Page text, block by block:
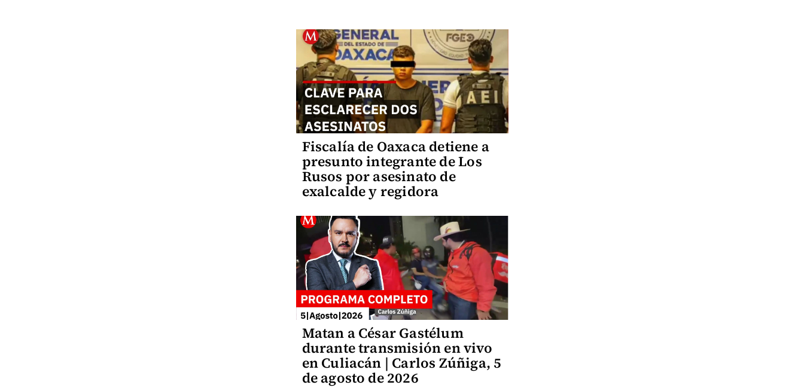
Fiscalía de Oaxaca detiene a
presunto integrante de Los
Rusos por asesinato de
exalcalde y regidora
Matan a César Gastélum
durante transmisión en vivo
en Culiacán | Carlos Zúñiga, 5
de agosto de 2026